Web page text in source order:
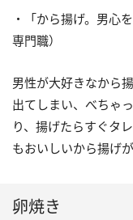
・「から揚げ。男心
専門職）
男性が大好きなから
出てしまい、べちゃ
り、揚げたらすぐタ
もおいしいから揚げ
卵焼き